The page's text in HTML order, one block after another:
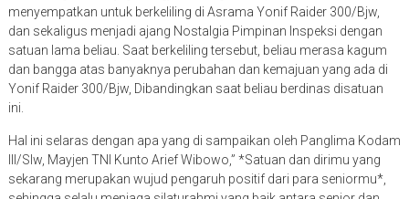
dan sekaligus menjadi ajang Nostalgia Pimpinan Inspeksi dengan
satuan lama beliau. Saat berkeliling tersebut, beliau merasa kagum
dan bangga atas banyaknya perubahan dan kemajuan yang ada di
Yonif Raider 300/Bjw, Dibandingkan saat beliau berdinas disatuan
ini.
III/Slw, Mayjen TNI Kunto Arief Wibowo,” *Satuan dan dirimu yang
sekarang merupakan wujud pengaruh positif dari para seniormu*,
sehingga selalu menjaga silaturahmi yang baik antara senior dan